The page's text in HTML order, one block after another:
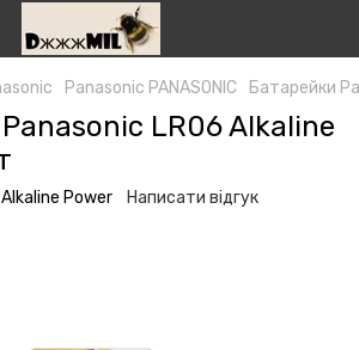
Panasonic PANASONIC Батарейки
LR06 Alkaline
Power Написати відгук